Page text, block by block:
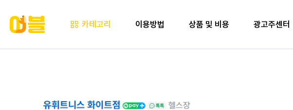
카테고리 이용방법 상품 및 비용 광고주센터